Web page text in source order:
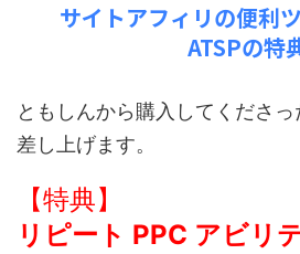
サイトアフィリの便利
ATSPの特
ともしんから購入してくださ
差し上げます。
【特典】
リピート PPC アビリ